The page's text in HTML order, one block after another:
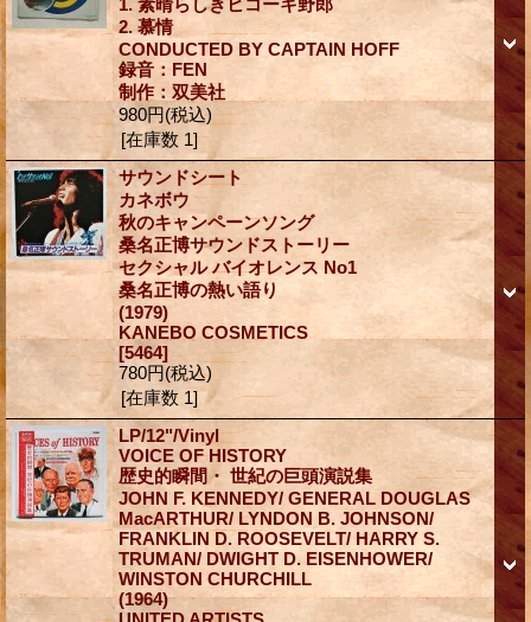
2. 慕情
CONDUCTED BY CAPTAIN HOFF
録音：FEN
制作：双美社
980円(税込)
[在庫数 1]
サウンドシート
カネボウ
秋のキャンペーンソング
桑名正博サウンドストーリー
セクシャル バイオレンス No1
桑名正博の熱い語り
(1979)
KANEBO COSMETICS
[5464]
780円(税込)
[在庫数 1]
LP/12"/Vinyl
VOICE OF HISTORY
歴史的瞬間・ 世紀の巨頭演説集
JOHN F. KENNEDY/ GENERAL DOUGLAS
MacARTHUR/ LYNDON B. JOHNSON/
FRANKLIN D. ROOSEVELT/ HARRY S.
TRUMAN/ DWIGHT D. EISENHOWER/
WINSTON CHURCHILL
(1964)